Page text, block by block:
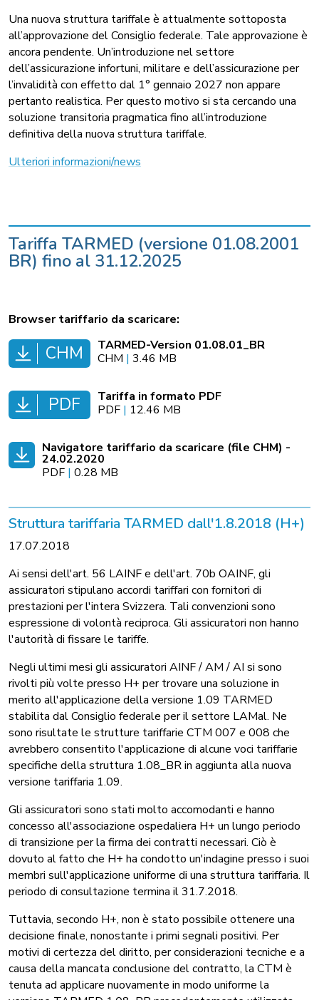
Una nuova struttura tariffale è attualmente sottoposta
all’approvazione del Consiglio federale. Tale approvazione è
ancora pendente. Un’introduzione nel settore
dell’assicurazione infortuni, militare e dell’assicurazione per
l’invalidità con effetto dal 1° gennaio 2027 non appare
pertanto realistica. Per questo motivo si sta cercando una
soluzione transitoria pragmatica fino all’introduzione
definitiva della nuova struttura tariffale.
Ulteriori informazioni/news
Tariffa TARMED (versione 01.08.2001
BR) fino al 31.12.2025
Browser tariffario da scaricare:
CHM
TARMED-Version 01.08.01_BR
CHM | 3.46 MB
PDF
Tariffa in formato PDF
PDF | 12.46 MB
Navigatore tariffario da scaricare (file CHM) -
24.02.2020
PDF | 0.28 MB
Struttura tariffaria TARMED dall'1.8.2018 (H+)
17.07.2018
Ai sensi dell'art. 56 LAINF e dell'art. 70b OAINF, gli
assicuratori stipulano accordi tariffari con fornitori di
prestazioni per l'intera Svizzera. Tali convenzioni sono
espressione di volontà reciproca. Gli assicuratori non hanno
l'autorità di fissare le tariffe.
Negli ultimi mesi gli assicuratori AINF / AM / AI si sono
rivolti più volte presso H+ per trovare una soluzione in
merito all'applicazione della versione 1.09 TARMED
stabilita dal Consiglio federale per il settore LAMal. Ne
sono risultate le strutture tariffarie CTM 007 e 008 che
avrebbero consentito l'applicazione di alcune voci tariffarie
specifiche della struttura 1.08_BR in aggiunta alla nuova
versione tariffaria 1.09.
Gli assicuratori sono stati molto accomodanti e hanno
concesso all'associazione ospedaliera H+ un lungo periodo
di transizione per la firma dei contratti necessari. Ciò è
dovuto al fatto che H+ ha condotto un'indagine presso i suoi
membri sull'applicazione uniforme di una struttura tariffaria. Il
periodo di consultazione termina il 31.7.2018.
Tuttavia, secondo H+, non è stato possibile ottenere una
decisione finale, nonostante i primi segnali positivi. Per
motivi di certezza del diritto, per considerazioni tecniche e a
causa della mancata conclusione del contratto, la CTM è
tenuta ad applicare nuovamente in modo uniforme la